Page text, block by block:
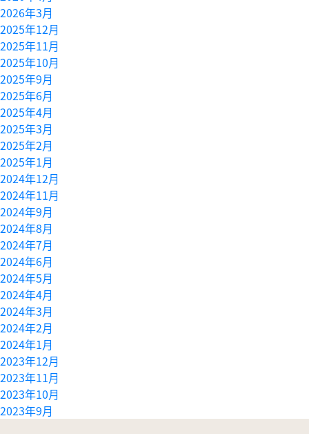
2026年3月
2025年12月
2025年11月
2025年10月
2025年9月
2025年6月
2025年4月
2025年3月
2025年2月
2025年1月
2024年12月
2024年11月
2024年9月
2024年8月
2024年7月
2024年6月
2024年5月
2024年4月
2024年3月
2024年2月
2024年1月
2023年12月
2023年11月
2023年10月
2023年9月